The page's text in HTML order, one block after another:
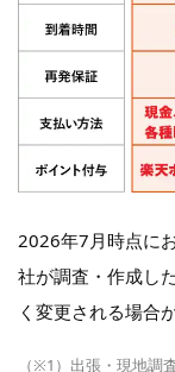
2026年7月時点に
社が調査・作成し
く変更される場合
（※1）出張・現地調